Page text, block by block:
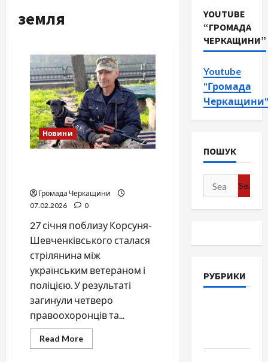
земля
Новини
Громада Черкащини
07.02.2026
0
27 січня поблизу Корсуня-
Шевченківського сталася
стрілянина між
українським ветераном і
поліцією. У результаті
загинули четверо
правоохоронців та...
Read MoreRead
more
YOUTUBE
“ГРОМАДА
ЧЕРКАЩИНИ”
Youtube
"Громада
Черкащини"
ПОШУК
Search
for:
РУБРИКИ